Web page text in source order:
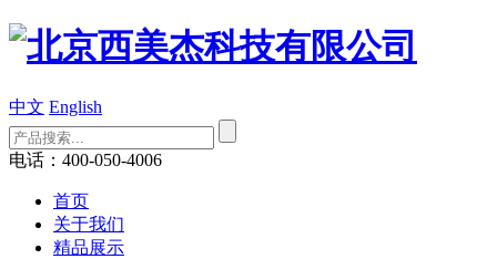
中文 English
电话：400-050-4006
首页
关于我们
精品展示